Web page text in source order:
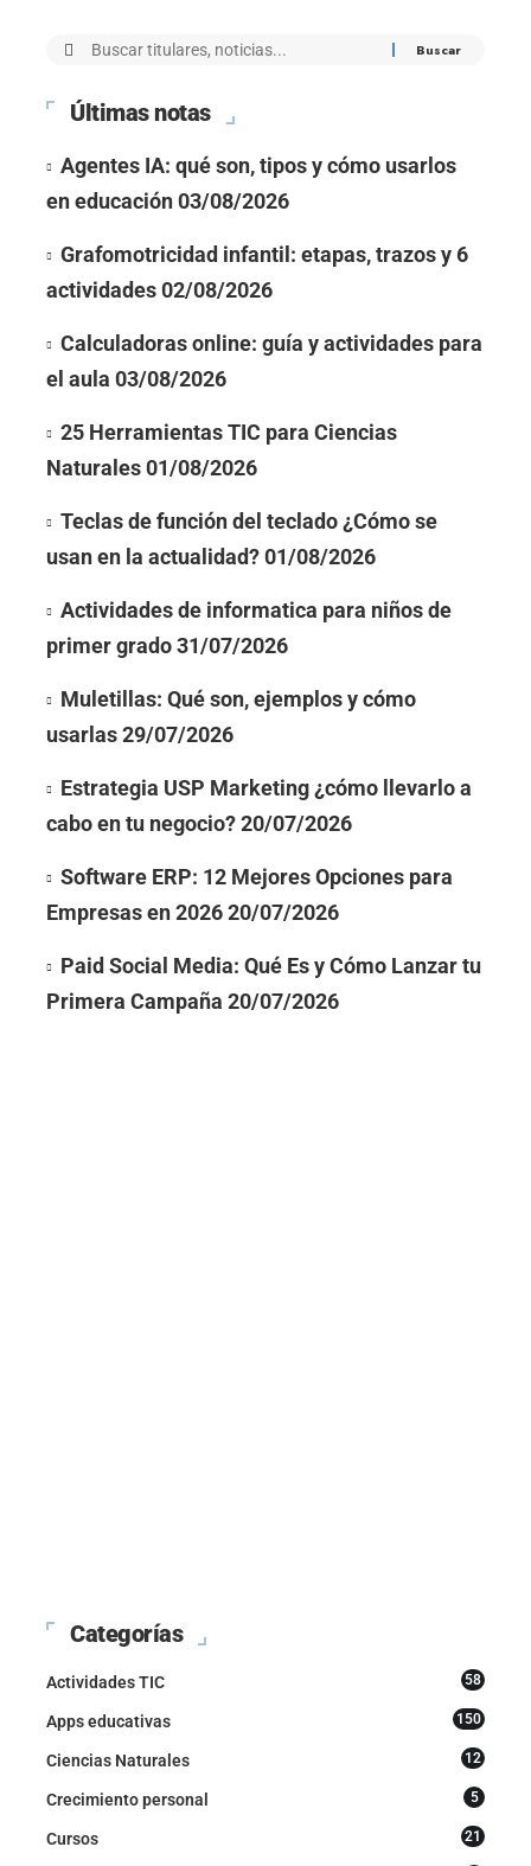
Últimas notas
Agentes IA: qué son, tipos y cómo usarlos
en educación03/08/2026
Grafomotricidad infantil: etapas, trazos y 6
actividades02/08/2026
Calculadoras online: guía y actividades para
el aula 03/08/2026
25 Herramientas TIC para Ciencias
Naturales01/08/2026
Teclas de función del teclado ¿Cómo se
usan en la actualidad?01/08/2026
Actividades de informatica para niños de
primer grado31/07/2026
Muletillas: Qué son, ejemplos y cómo
usarlas29/07/2026
Estrategia USP Marketing ¿cómo llevarlo a
cabo en tu negocio?20/07/2026
Software ERP: 12 Mejores Opciones para
Empresas en 202620/07/2026
Paid Social Media: Qué Es y Cómo Lanzar tu
Primera Campaña 20/07/2026
Categorías
Actividades TIC 58
Apps educativas 150
Ciencias Naturales 12
Crecimiento personal 5
Cursos 21